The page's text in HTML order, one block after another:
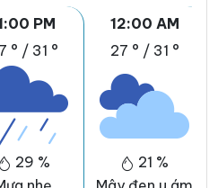
PM
° / 31 °
29 %
12:00 AM
27 ° / 31 °
21 %